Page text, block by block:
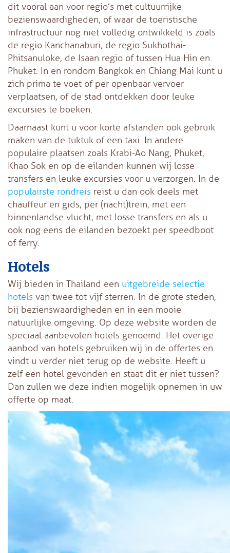
dit vooral aan voor regio’s met cultuurrijke
bezienswaardigheden, of waar de toeristische
infrastructuur nog niet volledig ontwikkeld is zoals
de regio Kanchanaburi, de regio Sukhothai-
Phitsanuloke, de Isaan regio of tussen Hua Hin en
Phuket. In en rondom Bangkok en Chiang Mai kunt u
zich prima te voet of per openbaar vervoer
verplaatsen, of de stad ontdekken door leuke
excursies te boeken.
Daarnaast kunt u voor korte afstanden ook gebruik
maken van de tuktuk of een taxi. In andere
populaire plaatsen zoals Krabi-Ao Nang, Phuket,
Khao Sok en op de eilanden kunnen wij losse
transfers en leuke excursies voor u verzorgen. In de
populairste rondreis reist u dan ook deels met
chauffeur en gids, per (nacht)trein, met een
binnenlandse vlucht, met losse transfers en als u
ook nog eens de eilanden bezoekt per speedboot
of ferry.
Hotels
Wij bieden in Thailand een uitgebreide selectie
hotels van twee tot vijf sterren. In de grote steden,
bij bezienswaardigheden en in een mooie
natuurlijke omgeving. Op deze website worden de
speciaal aanbevolen hotels genoemd. Het overige
aanbod van hotels gebruiken wij in de offertes en
vindt u verder niet terug op de website. Heeft u
zelf een hotel gevonden en staat dit er niet tussen?
Dan zullen we deze indien mogelijk opnemen in uw
offerte op maat.